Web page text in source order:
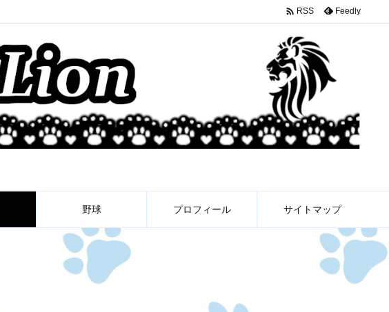
野球 プロフィール サイトマップ
 RSS Feedly